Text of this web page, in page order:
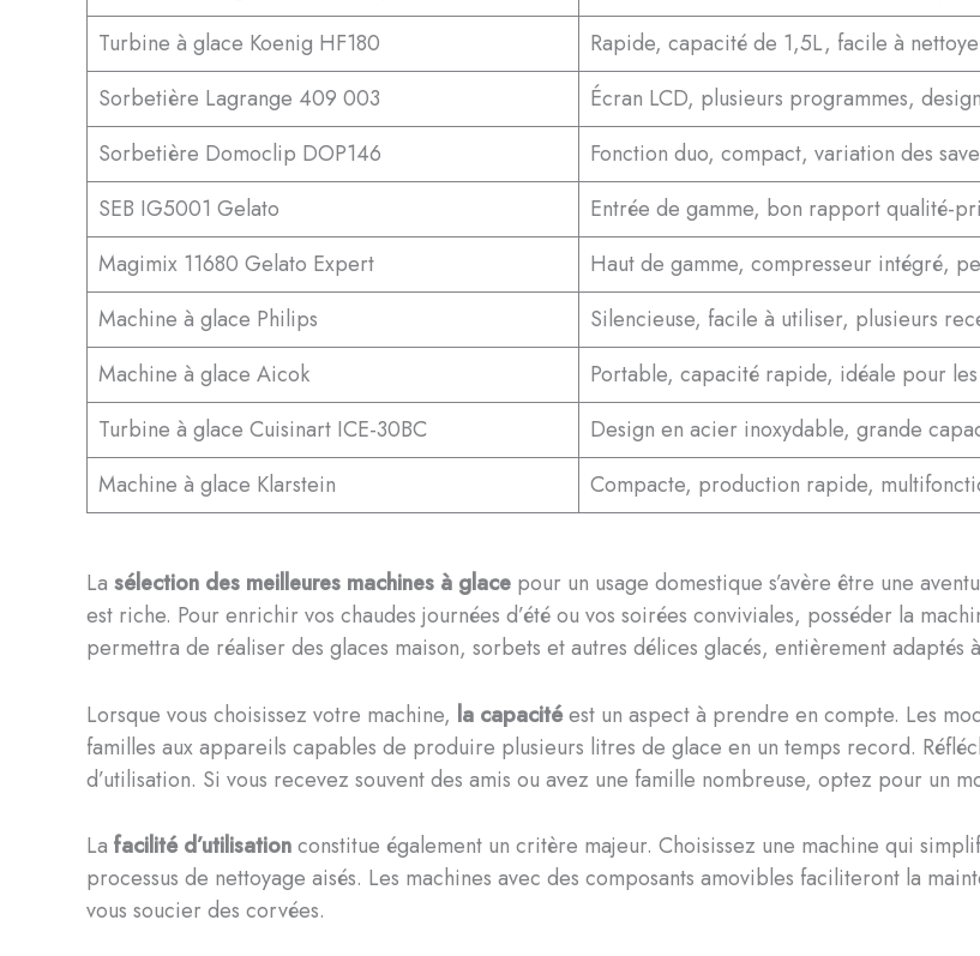
Turbine à glace Koenig HF180
Rapide, capacité de 1,5L, facile à
Sorbetière Lagrange 409 003
Écran LCD, plusieurs programmes,
Sorbetière Domoclip DOP146
Fonction duo, compact, variation des
SEB IG5001 Gelato
Entrée de gamme, bon rapport qualité-
Magimix 11680 Gelato Expert
Haut de gamme, compresseur intégré,
Machine à glace Philips
Silencieuse, facile à utiliser, plusieurs
Machine à glace Aicok
Portable, capacité rapide, idéale pour
Turbine à glace Cuisinart ICE-30BC
Design en acier inoxydable, grande
Machine à glace Klarstein
Compacte, production rapide,
La sélection des meilleures machines à glace pour un usage domestique s’avère être une
est riche. Pour enrichir vos chaudes journées d’été ou vos soirées conviviales, posséder la
permettra de réaliser des glaces maison, sorbets et autres délices glacés, entièrement adaptés
Lorsque vous choisissez votre machine, la capacitéest un aspect à prendre en compte. Les
familles aux appareils capables de produire plusieurs litres de glace en un temps record.
d’utilisation. Si vous recevez souvent des amis ou avez une famille nombreuse, optez pour un
La facilité d’utilisationconstitue également un critère majeur. Choisissez une machine qui
processus de nettoyage aisés. Les machines avec des composants amovibles faciliteront la
vous soucier des corvées.